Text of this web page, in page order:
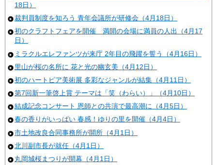
18日）
裁判員制度を知ろう 青年会議所が研修会（4月18日）
初のクラフトフェアを開催 満開の会場に満員の人出（4月17
日）
ミラクルエレファンツが来庁 2年目の飛躍を誓う（4月16日）
里山が桜の名所に 花と光の幽玄美（4月12日）
初のハートピア美術展 多彩なジャンルが結集（4月11日）
第7回新一筆啓上賞 テーマは「笑（わらい）」（4月10日）
結成記念コンサート 恩師との共演で最高潮に（4月5日）
春の香りがいっぱい 春感！ゆりの里を開催（4月4日）
市土地改良合同事務所が開所（4月1日）
北川副市長が就任（4月1日）
丸岡城桜まつりが開幕（4月1日）